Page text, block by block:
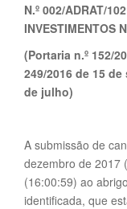
N.º 002/ADRAT/
INVESTIMENTOS
(Portaria n.º 152/
249/2016 de 15
de julho)
A submissão de
dezembro de 2017
(16:00:59) ao
identificada, que